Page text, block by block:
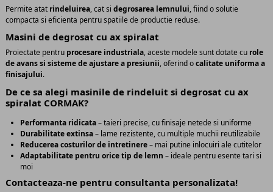
Permite atat rindeluirea, cat si degrosarea lemnului, fiind o solutie
compacta si eficienta pentru spatiile de productie reduse.
Masini de degrosat cu ax spiralat
Proiectate pentru procesare industriala, aceste modele sunt dotate cu role
de avans si sisteme de ajustare a presiunii, oferind ocalitate uniforma a
finisajului.
De ce sa alegi masinile de rindeluit si degrosat cu ax
spiralat CORMAK?
Performanta ridicata– taieri precise, cu finisaje netede si uniforme
Durabilitate extinsa– lame rezistente, cu multiple muchii reutilizabile
Reducerea costurilor de intretinere– mai putine inlocuiri ale cutitelor
Adaptabilitate pentru orice tip de lemn – ideale pentru esente tari si
moi
Contacteaza-ne pentru consultanta personalizata!